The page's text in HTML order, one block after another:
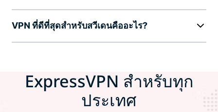
VPN ที่ดีที่สุดสำหรับสวีเดนคืออะไร?
ExpressVPN สำหรับทุก
ประเทศ